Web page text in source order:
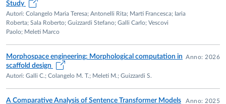
(corso integrato di Anatomia e Istologia) per il Diploma
Universitario in “Tecnico di audiometria e Audioprotesi”,
“Logopedia”, “Terapista della Riabilitazione", incarico che
inoltre titolare del Corso di Istologia per le Scuole di
Specialità in “Ortopedia e Traumatologia” “Urologia” e
Nel marzo 2004 ha ottenuto l’idoneità a Professore
Study
Autori: Colangelo Maria Teresa; Antonelli Rita; Marti Francesca; Iaria
Roberta; Sala Roberto; Guizzardi Stefano; Galli Carlo; Vescovi
Paolo; Meleti Marco
Morphospace engineering: Morphological computation in
scaffold design
Autori: Galli C.; Colangelo M. T.; Meleti M.; Guizzardi S.
Anno: 2026
A Comparative Analysis of Sentence Transformer Models
Anno: 2025